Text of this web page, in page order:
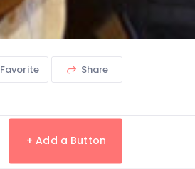
Favorite Share
+ Add a Button